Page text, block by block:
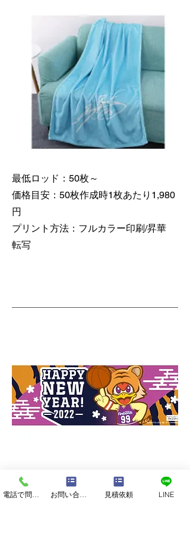
最低ロッド：50枚～
価格目安：50枚作成時1枚あたり1,980
円
​プリント方法：フルカラー印刷/昇華
転写
最低ロッド：50本～
電話で問い合わせる お問い合わせフォーム 見積依頼 LINE